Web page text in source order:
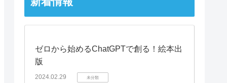
ゼロから始めるChatGPTで創る！絵本出
版
2024.02.29 未分類